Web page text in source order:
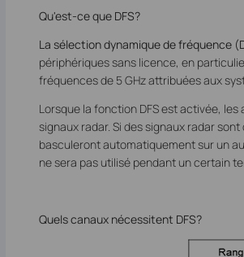
Qu'est-ce que DFS?
La sélection dynamique de fréquence
périphériques sans licence, en
fréquences de 5 GHz attribuées aux
Lorsque la fonction DFS est activée,
signaux radar. Si des signaux radar
basculeront automatiquement sur un
ne sera pas utilisé pendant un certain
Quels canaux nécessitent DFS?